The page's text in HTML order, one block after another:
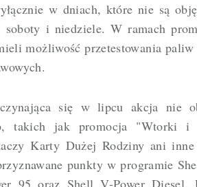
w dniach, które nie są
i niedziele. W ramach
możliwość przetestowania
się w lipcu akcja nie
takich jak promocja "Wtorki
Karty Dużej Rodziny ani
punkty w programie